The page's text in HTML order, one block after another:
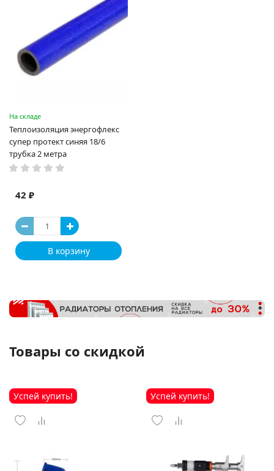
На складе
Теплоизоляция энергофлекс
супер протект синяя 18/6
трубка 2 метра
42 ₽
В корзину
Товары со скидкой
Успей купить! Успей купить!